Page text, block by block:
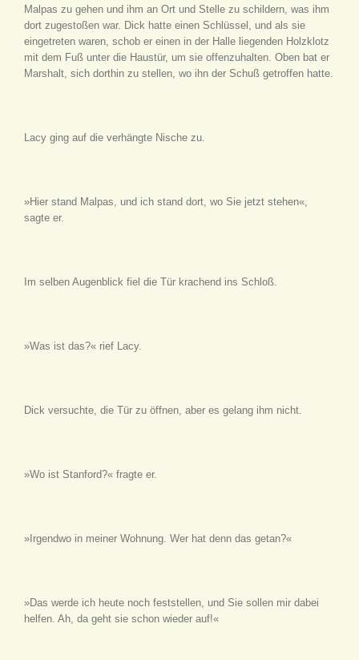
Malpas zu gehen und ihm an Ort und Stelle zu schildern, was ihm
dort zugestoßen war. Dick hatte einen Schlüssel, und als sie
eingetreten waren, schob er einen in der Halle liegenden Holzklotz
mit dem Fuß unter die Haustür, um sie offenzuhalten. Oben bat er
Marshalt, sich dorthin zu stellen, wo ihn der Schuß getroffen hatte.
Lacy ging auf die verhängte Nische zu.
»Hier stand Malpas, und ich stand dort, wo Sie jetzt stehen«,
sagte er.
Im selben Augenblick fiel die Tür krachend ins Schloß.
»Was ist das?« rief Lacy.
Dick versuchte, die Tür zu öffnen, aber es gelang ihm nicht.
»Wo ist Stanford?« fragte er.
»Irgendwo in meiner Wohnung. Wer hat denn das getan?«
»Das werde ich heute noch feststellen, und Sie sollen mir dabei
helfen. Ah, da geht sie schon wieder auf!«